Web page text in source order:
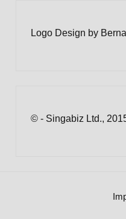
Logo Design by
© - Singabiz Ltd.,